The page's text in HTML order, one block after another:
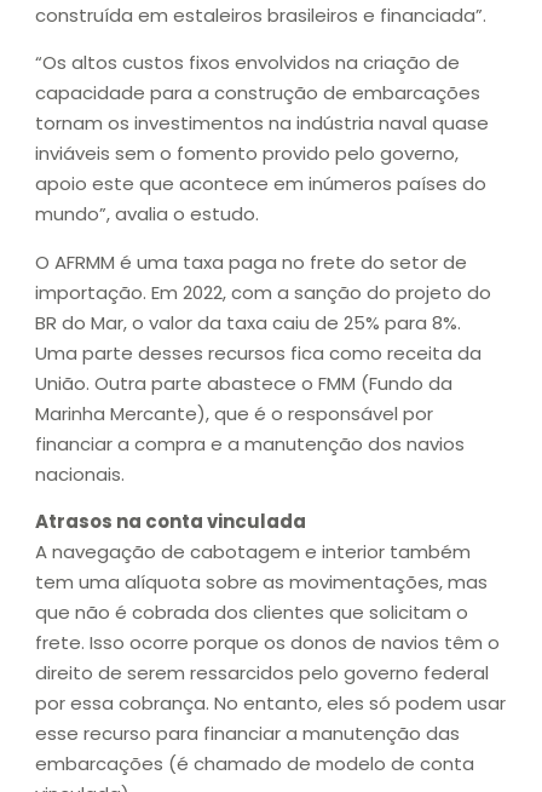
construída em estaleiros brasileiros e financiada”.
“Os altos custos fixos envolvidos na criação de
capacidade para a construção de embarcações
tornam os investimentos na indústria naval quase
inviáveis sem o fomento provido pelo governo,
apoio este que acontece em inúmeros países do
mundo”, avalia o estudo.
O AFRMM é uma taxa paga no frete do setor de
importação. Em 2022, com a sanção do projeto do
BR do Mar, o valor da taxa caiu de 25% para 8%.
Uma parte desses recursos fica como receita da
União. Outra parte abastece o FMM (Fundo da
Marinha Mercante), que é o responsável por
financiar a compra e a manutenção dos navios
nacionais.
Atrasos na conta vinculada
A navegação de cabotagem e interior também
tem uma alíquota sobre as movimentações, mas
que não é cobrada dos clientes que solicitam o
frete. Isso ocorre porque os donos de navios têm o
direito de serem ressarcidos pelo governo federal
por essa cobrança. No entanto, eles só podem usar
esse recurso para financiar a manutenção das
embarcações (é chamado de modelo de conta